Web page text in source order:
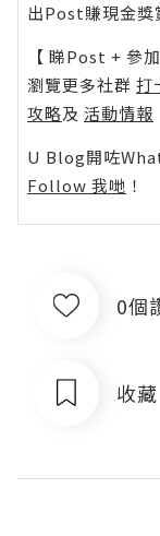
出Post賺現金獎
【 睇Post + 參
瀏覽更多社群 打
攻略及 活動情報
U Blog開咗
Follow 我哋 ！
0個
收藏